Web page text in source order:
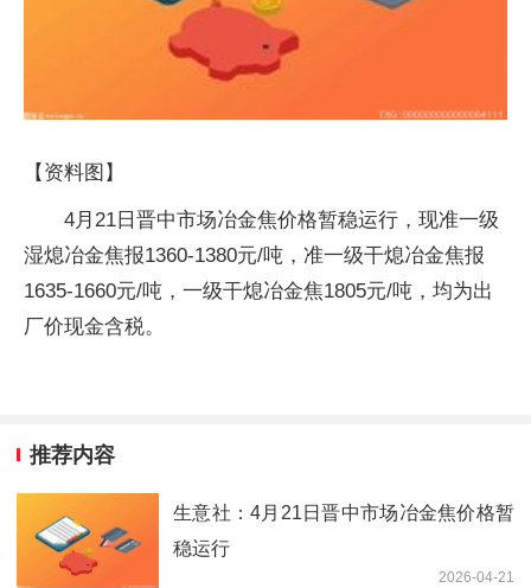
【资料图】
4月21日晋中市场冶金焦价格暂稳运行，现准一级
湿熄冶金焦报1360-1380元/吨，准一级干熄冶金焦报
1635-1660元/吨，一级干熄冶金焦1805元/吨，均为出
厂价现金含税。
推荐内容
生意社：4月21日晋中市场冶金焦价格暂
稳运行
2026-04-21